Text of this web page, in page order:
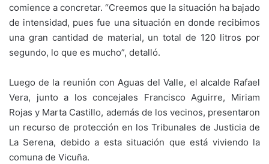
comience a concretar. “Creemos que la situación ha bajado
de intensidad, pues fue una situación en donde recibimos
una gran cantidad de material, un total de 120 litros por
segundo, lo que es mucho”, detalló.
Luego de la reunión con Aguas del Valle, el alcalde Rafael
Vera, junto a los concejales Francisco Aguirre, Miriam
Rojas y Marta Castillo, además de los vecinos, presentaron
un recurso de protección en los Tribunales de Justicia de
La Serena, debido a esta situación que está viviendo la
comuna de Vicuña.